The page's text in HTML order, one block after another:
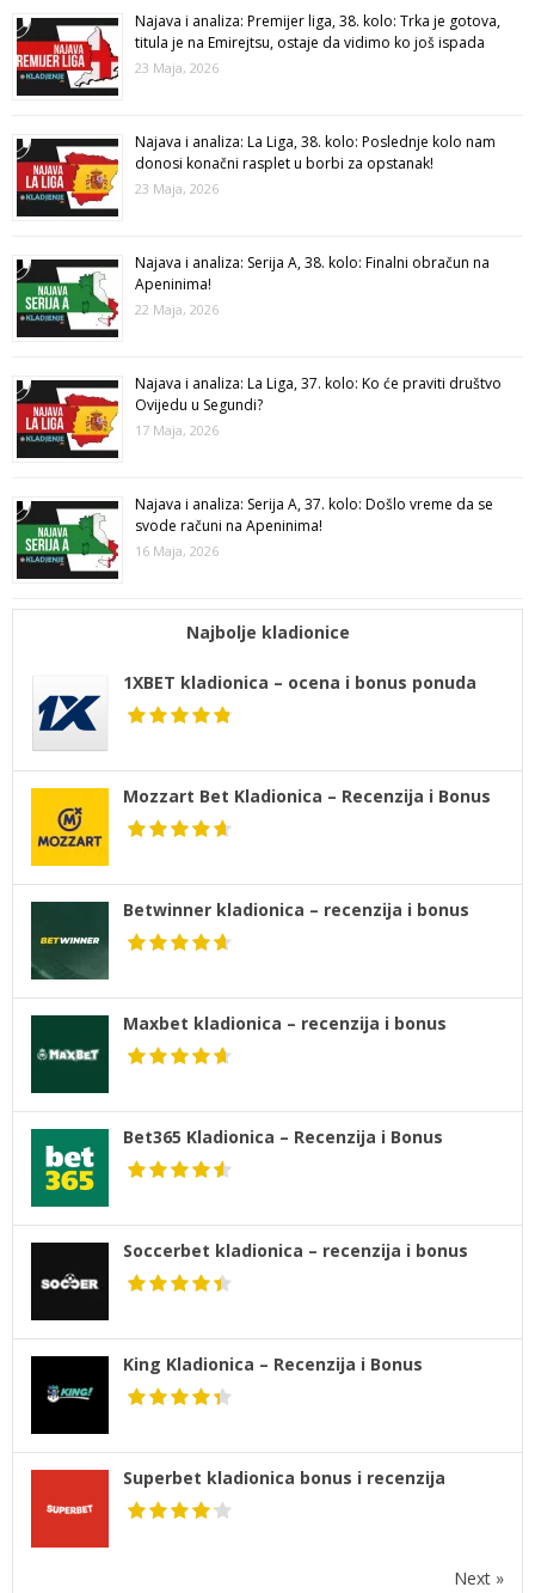
Najava i analiza: Premijer liga, 38. kolo: Trka je gotova,
titula je na Emirejtsu, ostaje da vidimo ko još ispada
23 Maja, 2026
Najava i analiza: La Liga, 38. kolo: Poslednje kolo nam
donosi konačni rasplet u borbi za opstanak!
23 Maja, 2026
Najava i analiza: Serija A, 38. kolo: Finalni obračun na
Apeninima!
22 Maja, 2026
Najava i analiza: La Liga, 37. kolo: Ko će praviti društvo
Ovijedu u Segundi?
17 Maja, 2026
Najava i analiza: Serija A, 37. kolo: Došlo vreme da se
svode računi na Apeninima!
16 Maja, 2026
Najbolje kladionice
1XBET kladionica – ocena i bonus ponuda
Mozzart Bet Kladionica – Recenzija i Bonus
Betwinner kladionica – recenzija i bonus
Maxbet kladionica – recenzija i bonus
Bet365 Kladionica – Recenzija i Bonus
Soccerbet kladionica – recenzija i bonus
King Kladionica – Recenzija i Bonus
Superbet kladionica bonus i recenzija
Next »